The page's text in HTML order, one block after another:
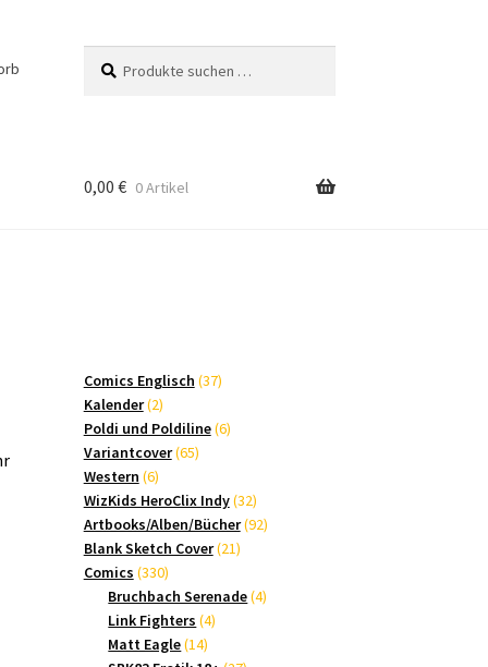
nach:
0,00 € 0 Artikel
Comics Englisch 3737
Kalender 22
Produkte
Poldi und Poldiline 66
Variantcover 6565
Western 66
Produkte
WizKids HeroClix Indy 3232
Produkte
Artbooks/Alben/Bücher 9292
Blank Sketch Cover 2121
Comics 330330
Produkte
Bruchbach Serenade 44
Link Fighters 44
Matt Eagle 1414